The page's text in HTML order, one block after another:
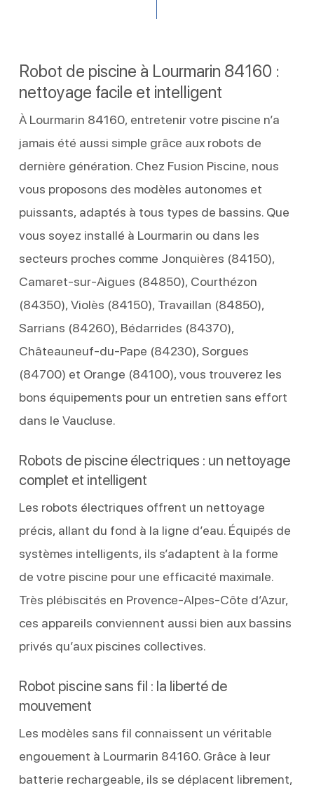
Robot de piscine à Lourmarin 84160 :
nettoyage facile et intelligent
À Lourmarin 84160, entretenir votre piscine n’a
jamais été aussi simple grâce aux robots de
dernière génération. Chez Fusion Piscine, nous
vous proposons des modèles autonomes et
puissants, adaptés à tous types de bassins. Que
vous soyez installé à Lourmarin ou dans les
secteurs proches comme Jonquières (84150),
Camaret-sur-Aigues (84850), Courthézon
(84350), Violès (84150), Travaillan (84850),
Sarrians (84260), Bédarrides (84370),
Châteauneuf-du-Pape (84230), Sorgues
(84700) et Orange (84100), vous trouverez les
bons équipements pour un entretien sans effort
dans le Vaucluse.
Robots de piscine électriques : un nettoyage
complet et intelligent
Les robots électriques offrent un nettoyage
précis, allant du fond à la ligne d’eau. Équipés de
systèmes intelligents, ils s’adaptent à la forme
de votre piscine pour une efficacité maximale.
Très plébiscités en Provence-Alpes-Côte d’Azur,
ces appareils conviennent aussi bien aux bassins
privés qu’aux piscines collectives.
Robot piscine sans fil : la liberté de
mouvement
Les modèles sans fil connaissent un véritable
engouement à Lourmarin 84160. Grâce à leur
batterie rechargeable, ils se déplacent librement,